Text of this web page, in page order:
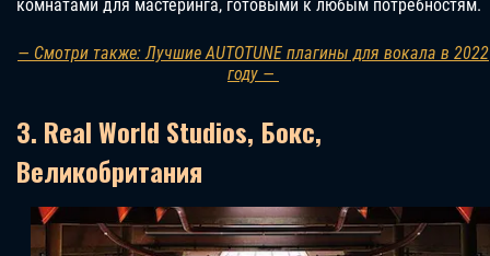
комнатами для мастеринга, готовыми к любым потребностям.
— Смотри также: Лучшие AUTOTUNE плагины для вокала в 2022
году —
3. Real World Studios, Бокс,
Великобритания